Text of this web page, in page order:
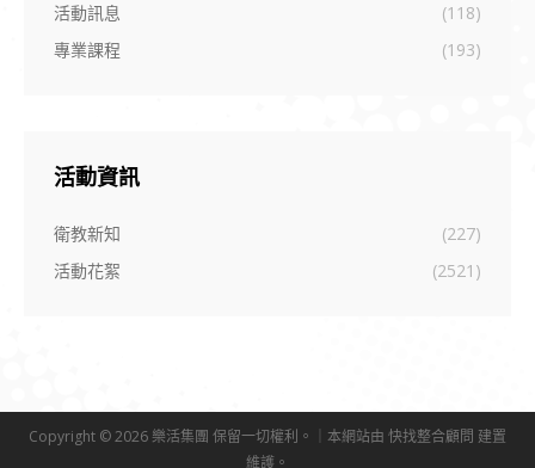
活動訊息
(118)
專業課程
(193)
活動資訊
衛教新知
(227)
活動花絮
(2521)
Copyright © 2026 樂活集團 保留一切權利。｜本網站由 快找整合顧問 建置
維護。